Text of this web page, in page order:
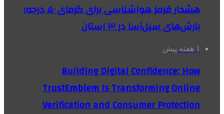
هشدار قرمز هواشناسی برای گرمای ۵۰ درجه؛
بارش‌های سیل‌آسا در ۳ استان
1 هفته پیش
Building Digital Confidence: How
TrustEmblem Is Transforming Online
Verification and Consumer Protection